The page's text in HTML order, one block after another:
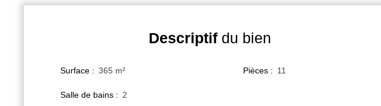
Descriptifdu bien
Surface : 365 m² Pièces : 11
Salle de bains : 2